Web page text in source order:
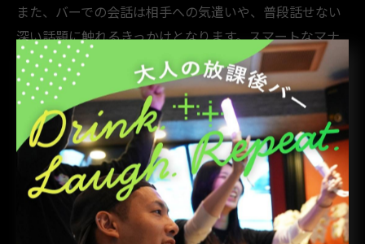
また、バーでの会話は相手への気遣いや、普段話せない
深い話題に触れるきっかけとなります。スマートなマナ
ーと余裕のある振る舞いを意識することで、大人のデー
トにふさわしい上質なひとときを演出できます。
千代田区と大田区の隠れ家バーで親密な時間を
千代田区や大田区には、知る人ぞ知る隠れ家バーが点在
しています。こうしたバーは、落ち着いた照明や洗練さ
れた内装、静かなBGMが特徴で、日常の喧騒から離れて
二人だけの特別な時間を過ごしたい方に最適です。特に